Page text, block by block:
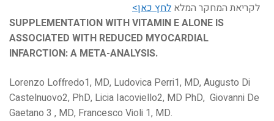
לקריאת המחקר המלא לחץ כאן>
SUPPLEMENTATION WITH VITAMIN E ALONE IS
ASSOCIATED WITH REDUCED MYOCARDIAL
INFARCTION: A META-ANALYSIS.
Lorenzo Loffredo1, MD, Ludovica Perri1, MD, Augusto Di
Castelnuovo2, PhD, Licia Iacoviello2, MD PhD, Giovanni De
Gaetano 3 , MD, Francesco Violi 1, MD.